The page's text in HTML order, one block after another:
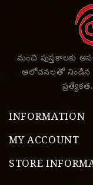
మంచి పుస్తకాలకు
ఆలోచనలతో నిండిన
INFORMATION
MY ACCOUNT
STORE